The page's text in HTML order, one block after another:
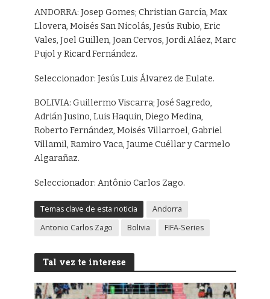
ANDORRA: Josep Gomes; Christian García, Max
Llovera, Moisés San Nicolás, Jesús Rubio, Eric
Vales, Joel Guillen, Joan Cervos, Jordi Aláez, Marc
Pujol y Ricard Fernández.
Seleccionador: Jesús Luis Álvarez de Eulate.
BOLIVIA: Guillermo Viscarra; José Sagredo,
Adrián Jusino, Luis Haquin, Diego Medina,
Roberto Fernández, Moisés Villarroel, Gabriel
Villamil, Ramiro Vaca, Jaume Cuéllar y Carmelo
Algarañaz.
Seleccionador: Antônio Carlos Zago.
Temas clave de esta noticia
Andorra
Antonio Carlos Zago
Bolivia FIFA-Series
Tal vez te interese